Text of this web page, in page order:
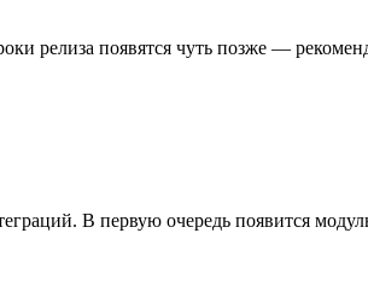
релиза появятся чуть позже —
В первую очередь появится